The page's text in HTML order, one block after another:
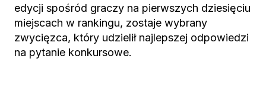
edycji spośród graczy na pierwszych dziesięciu
miejscach w rankingu, zostaje wybrany
zwycięzca, który udzielił najlepszej odpowiedzi
na pytanie konkursowe.